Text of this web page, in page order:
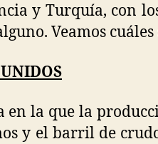
y Turquía, con
Veamos cuáles
en la que la
y el barril de